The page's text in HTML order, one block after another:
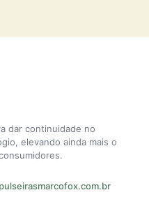
dar continuidade no
elevando ainda mais o